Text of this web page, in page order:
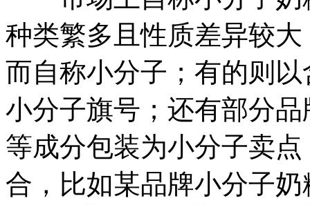
种类繁多且性质差异较
而自称小分子；有的则
小分子旗号；还有部分
等成分包装为小分子卖
合，比如某品牌小分子